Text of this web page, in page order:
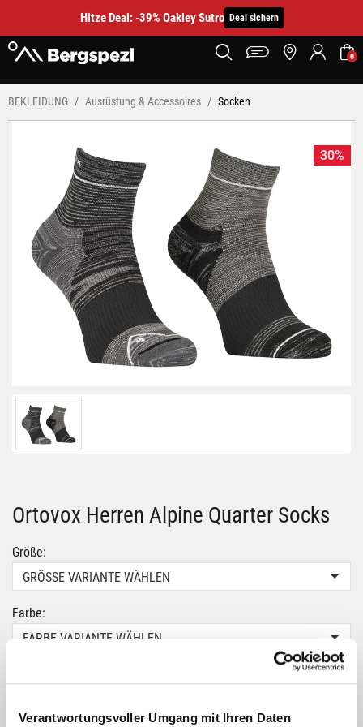
Verantwortungsvoller Umgang mit Ihren Daten
Hitze Deal: -39% Oakley Sutro Deal sichern
0
BEKLEIDUNG Ausrüstung & Accessoires Socken
30%
Ortovox Herren Alpine Quarter Socks
Größe:
GRÖSSE VARIANTE WÄHLEN
Farbe:
FARBE VARIANTE WÄHLEN